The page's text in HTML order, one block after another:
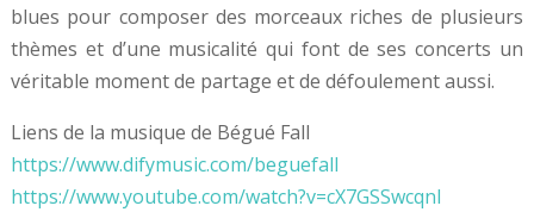
blues pour composer des morceaux riches de plusieurs
thèmes et d’une musicalité qui font de ses concerts un
véritable moment de partage et de défoulement aussi.
Liens de la musique de Bégué Fall
https://www.difymusic.com/beguefall
https://www.youtube.com/watch?v=cX7GSSwcqnI